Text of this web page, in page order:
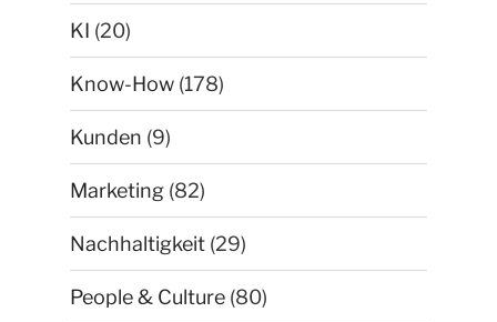
KI (20)
Know-How (178)
Kunden (9)
Marketing (82)
Nachhaltigkeit (29)
People & Culture (80)